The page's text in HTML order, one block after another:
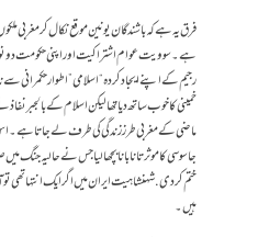
فرق یہ ہے کہ باشندگان یونین موقع نکال کر مغربی
ہے۔ سوویت عوام اشتراکیت اور اپنی حکومت
رجیم کے اپنے ایجاد کردہ “اسلامی” اطوار حکمرانی
خمینی کا خوب ساتھ دیا تھا لیکن اسلام کے بالجبر
ماضی کے مغربی طرز زندگی کی طرف لے جاتا ہے۔
جاسوسی کا موثر تانا بانا بچھا لیا جس نے حالیہ
ختم کر دی. شہنشاہیت ایران میں اگر ایک انتہا
ہیں۔